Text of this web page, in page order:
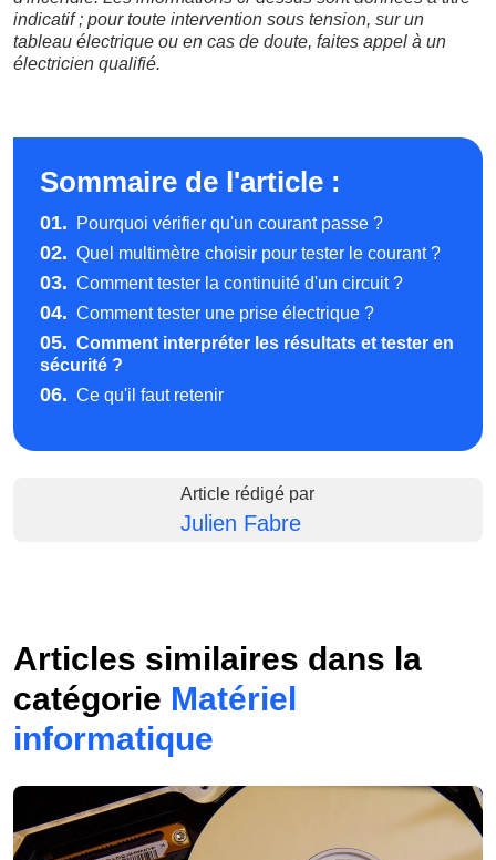
indicatif ; pour toute intervention sous tension, sur un
tableau électrique ou en cas de doute, faites appel à un
électricien qualifié.
Sommaire de l'article :
01. Pourquoi vérifier qu'un courant passe ?
02. Quel multimètre choisir pour tester le courant ?
03. Comment tester la continuité d'un circuit ?
04. Comment tester une prise électrique ?
05. Comment interpréter les résultats et tester en
sécurité ?
06. Ce qu'il faut retenir
Article rédigé par
Julien Fabre
Articles similaires dans la
catégorie Matériel
informatique